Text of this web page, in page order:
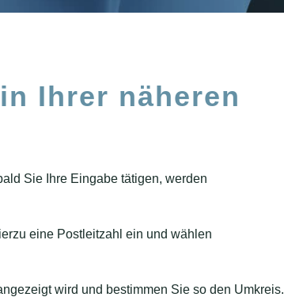
Ihrer näheren
Sie Ihre Eingabe tätigen, werden
eine Postleitzahl ein und wählen
wird und bestimmen Sie so den Umkreis.